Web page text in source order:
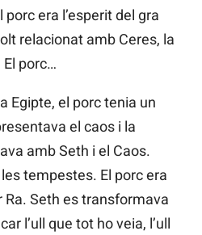
era l’esperit del gra
relacionat amb Ceres, la
porc…
Egipte, el porc tenia un
el caos i la
amb Seth i el Caos.
tempestes. El porc era
Ra. Seth es transformava
l’ull que tot ho veia, l’ull